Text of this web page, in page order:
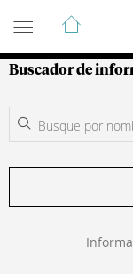
Guía de
Buscador de